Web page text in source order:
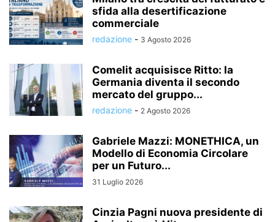
sfida alla desertificazione
commerciale
redazione - 3 Agosto 2026
Comelit acquisisce Ritto: la
Germania diventa il secondo
mercato del gruppo...
redazione - 2 Agosto 2026
Gabriele Mazzi: MONETHICA, un
Modello di Economia Circolare
per un Futuro...
31 Luglio 2026
Cinzia Pagni nuova presidente di